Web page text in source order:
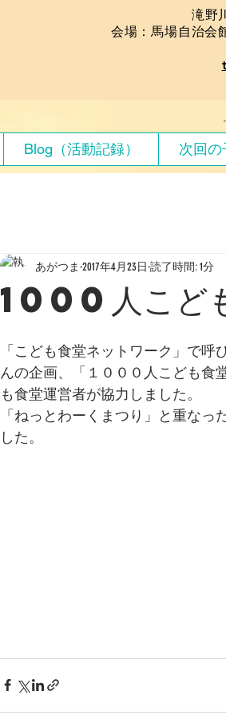
滝野
会場：馬場自治会
Blog（活動記録） 次回の
1000人こど
あがつま 2017年4月23日 読了時間: 1分
「こども食堂ネットワーク」で
んの企画、「１０００人こども食
も食堂運営者が協力しました。
「ねっとわーくまつり」と重な
した。